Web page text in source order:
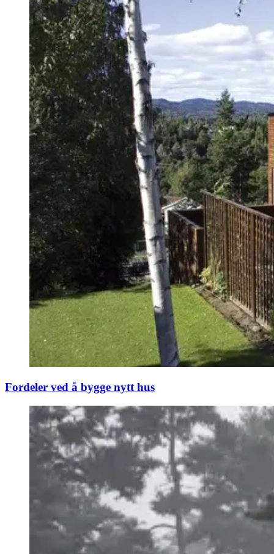
Fordeler ved å bygge nytt hus